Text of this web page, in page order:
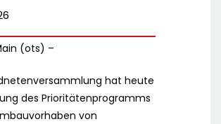
(ots) –
hat heute
des Prioritätenprogramms
von